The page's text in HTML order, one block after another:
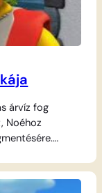
árvíz fog
Noéhoz
t, a
a nyílt vízen